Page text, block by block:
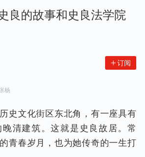
良的故事和史良法学院
订阅
杨
史文化街区东北角，有一座具有
清建筑。这就是史良故居。常
青春岁月，也为她传奇的一生打